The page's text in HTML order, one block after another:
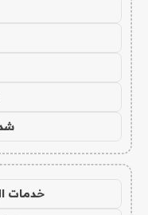
خدمات